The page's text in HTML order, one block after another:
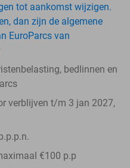
tot aankomst wijzigen.
dan zijn de algemene
EuroParcs van
bedlinnen en
verblijven t/m 3 jan 2027,
€100 p.p